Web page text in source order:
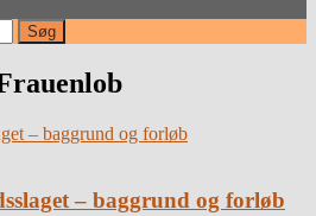
– baggrund og forløb